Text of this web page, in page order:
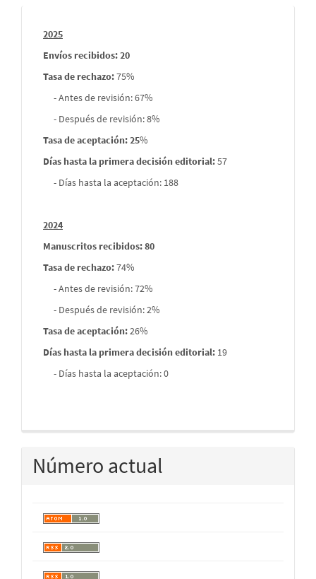
Informes
envios
2025
Envíos recibidos: 20
Tasa de rechazo:75%
- Antes de revisión: 67%
- Después de revisión: 8%
Tasa de aceptación: 25%
Días hasta la primera decisión editorial:57
- Días hasta la aceptación: 188
2024
Manuscritos recibidos: 80
Tasa de rechazo:74%
- Antes de revisión: 72%
- Después de revisión: 2%
Tasa de aceptación:26%
Días hasta la primera decisión editorial: 19
- Días hasta la aceptación: 0
Número actual